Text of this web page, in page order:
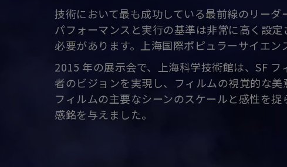
技術において最も成功している最前線のリー
パフォーマンスと実行の基準は非常に高く設
必要があります。上海国際ポピュラーサイエ
2015 年の展示会で、上海科学技術館は、SF
者のビジョンを実現し、フィルムの視覚的な
フィルムの主要なシーンのスケールと感性を
感銘を与えました。